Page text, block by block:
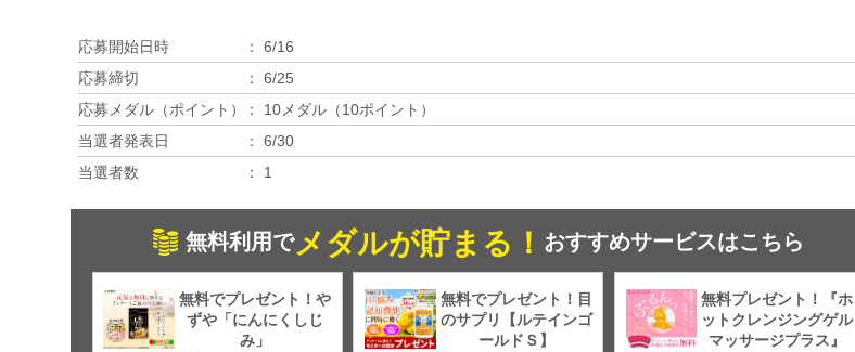
応募開始日時
6/16
応募締切
6/25
応募メダル（ポイント）
10メダル（10ポイント）
当選者発表日
6/30
当選者数
1
無料利用でメダルが貯まる！ おすすめサービスはこちら
無料でプレゼント！や
ずや「にんにくしじ
み」
無料でプレゼント！目
のサプリ【ルテインゴ
ールドＳ】
無料プレゼント！『ホ
ットクレンジングゲル
マッサージプラス』